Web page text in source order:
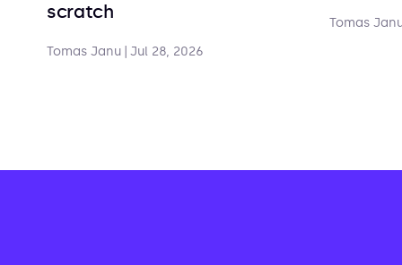
scratch
Tomas Janu Jul 28, 2026
Tomas